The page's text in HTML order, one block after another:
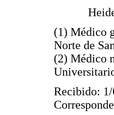
(1) Médico
Norte de
(2) Médico
Recibido: